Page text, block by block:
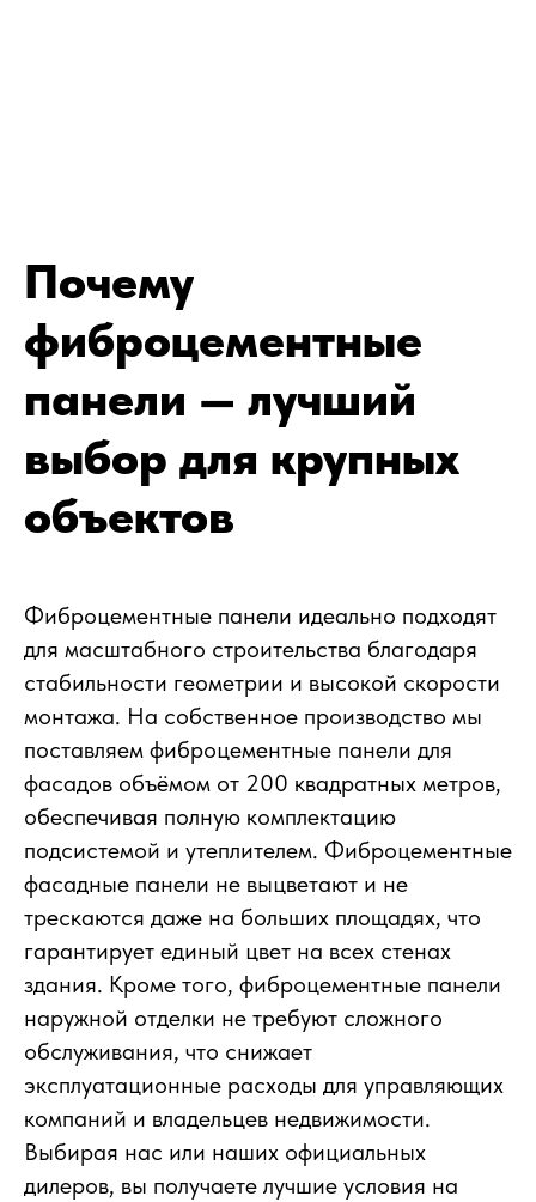
Почему
фиброцементные
панели — лучший
выбор для крупных
объектов
Фиброцементные панели идеально подходят
для масштабного строительства благодаря
стабильности геометрии и высокой скорости
монтажа. На собственное производство мы
поставляем фиброцементные панели для
фасадов объёмом от 200 квадратных метров,
обеспечивая полную комплектацию
подсистемой и утеплителем. Фиброцементные
фасадные панели не выцветают и не
трескаются даже на больших площадях, что
гарантирует единый цвет на всех стенах
здания. Кроме того, фиброцементные панели
наружной отделки не требуют сложного
обслуживания, что снижает
эксплуатационные расходы для управляющих
компаний и владельцев недвижимости.
Выбирая нас или наших официальных
дилеров, вы получаете лучшие условия на